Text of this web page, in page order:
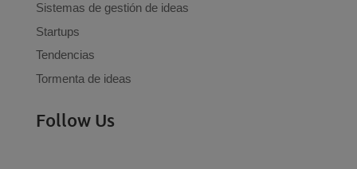
Sistemas de gestión de ideas
Startups
Tendencias
Tormenta de ideas
Follow Us